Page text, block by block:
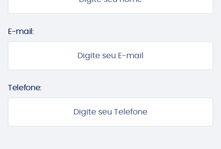
E-mail:
Telefone: